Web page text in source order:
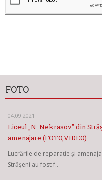
FOTO
04.09.2021
Liceul „N. Nekrasov” din
amenajare (FOTO,VIDEO)
Lucrările de reparație și
Strășeni au fost f..